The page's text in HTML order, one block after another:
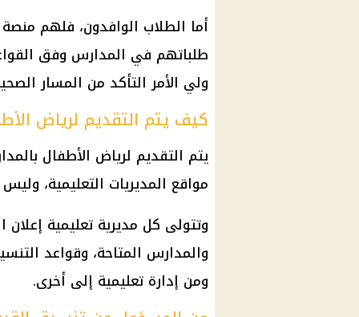
أما الطلاب الوافدون، فلهم
طلباتهم في المدارس وفق
ولي الأمر التأكد من المسار
كيف يتم التقديم لرياض
يتم التقديم لرياض الأطفال
مواقع المديريات التعليمية،
وتتولى كل مديرية تعليمية إعلان
والمدارس المتاحة، وقواعد
ومن إدارة تعليمية إلى أخرى.